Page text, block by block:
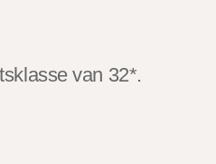
van 32*.